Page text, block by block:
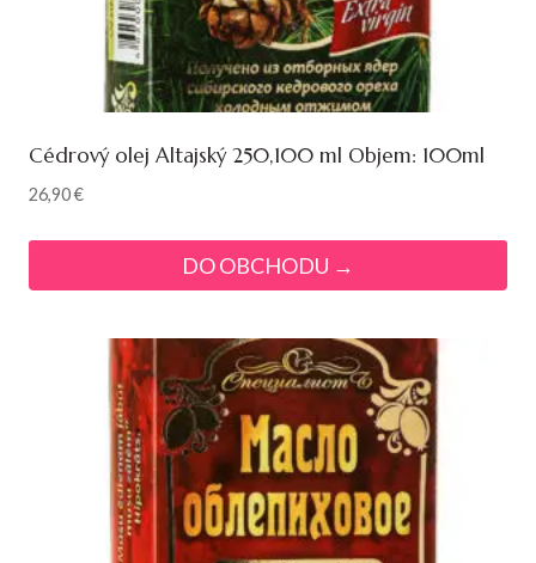
Cédrový olej Altajský 250,100 ml Objem: 100ml
26,90€
DO OBCHODU →